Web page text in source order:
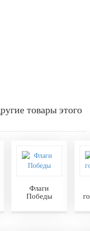
товары этого
Флаги
Победы